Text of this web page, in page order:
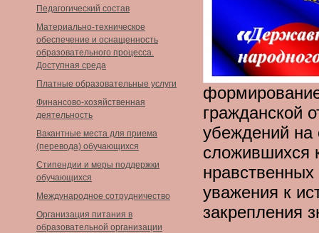
Педагогический состав
Материально-техническое
обеспечение и оснащенность
образовательного процесса.
Доступная среда
Платные образовательные услуги
Финансово-хозяйственная
деятельность
Вакантные места для приема
(перевода) обучающихся
Стипендии и меры поддержки
обучающихся
Международное сотрудничество
Организация питания в
образовательной организации
гражданской
убеждений на
сложившихся
уважения к
закрепления